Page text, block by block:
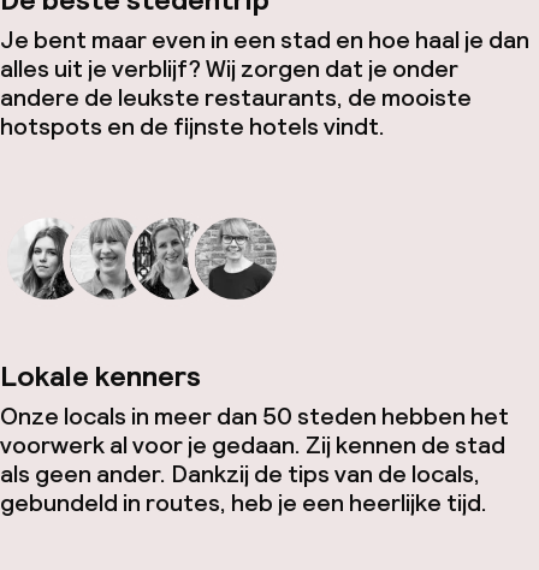
Je bent maar even in een stad en hoe haal je dan
alles uit je verblijf? Wij zorgen dat je onder
andere de leukste restaurants, de mooiste
hotspots en de fijnste hotels vindt.
Lokale kenners
Onze locals in meer dan 50 steden hebben het
voorwerk al voor je gedaan. Zij kennen de stad
als geen ander. Dankzij de tips van de locals,
gebundeld in routes, heb je een heerlijke tijd.